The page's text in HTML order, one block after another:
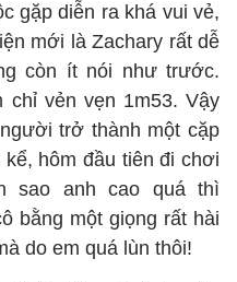
gặp diễn ra khá vui vẻ,
mới là Zachary rất dễ
còn ít nói như trước.
chỉ vẻn vẹn 1m53. Vậy
trở thành một cặp
hôm đầu tiên đi chơi
sao anh cao quá thì
bằng một giọng rất hài
do em quá lùn thôi!